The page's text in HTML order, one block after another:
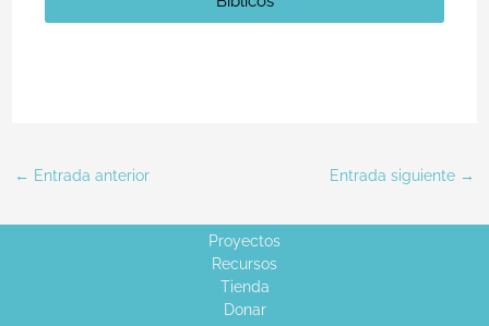
← Entrada anterior Entrada siguiente →
Proyectos
Recursos
Tienda
Donar